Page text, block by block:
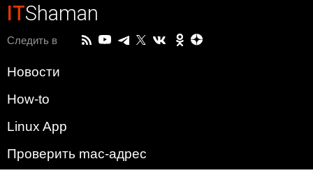
ITShaman
Следить в
Новости
How-to
Linux App
Проверить mac-адрес